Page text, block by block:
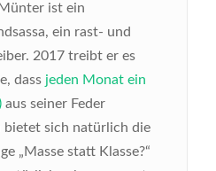
ist ein
ein rast- und
2017 treibt er es
dass jeden Monat ein
aus seiner Feder
bietet sich natürlich die
„Masse statt Klasse?“